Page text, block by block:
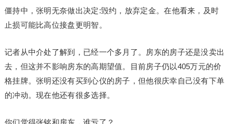
僵持中，张明无奈做出决定:毁约，放弃定金。在他看来，及时
止损可能比高位接盘更明智。
记者从中介处了解到，已经一个多月了。房东的房子还是没卖出
去，但这并不影响房东的高期望值。目前房子仍以405万元的价
格挂牌。张明还没有买到心仪的房子，但他很庆幸自己没有下单
的冲动。现在他还有很多选择。
你们觉得张铭和房东，谁亏了？